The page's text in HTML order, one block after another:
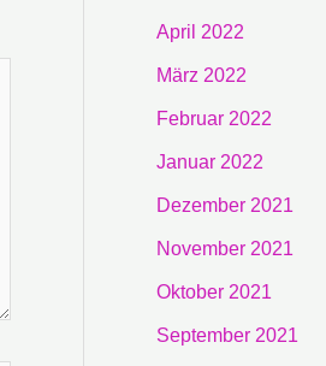
April 2022
März 2022
Februar 2022
Januar 2022
Dezember 2021
November 2021
Oktober 2021
September 2021